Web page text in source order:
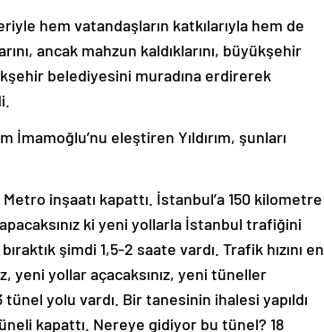
hem vatandaşların katkılarıyla hem de
ancak mahzun kaldıklarını, büyükşehir
belediyesini muradına erdirerek
eleştiren Yıldırım, şunları
inşaatı kapattı. İstanbul’a 150 kilometre
ki yeni yollarla İstanbul trafiğini
şimdi 1,5-2 saate vardı. Trafik hızını en
yeni yollar açacaksınız, yeni tüneller
tünel yolu vardı. Bir tanesinin ihalesi yapıldı
kapattı. Nereye gidiyor bu tünel? 18